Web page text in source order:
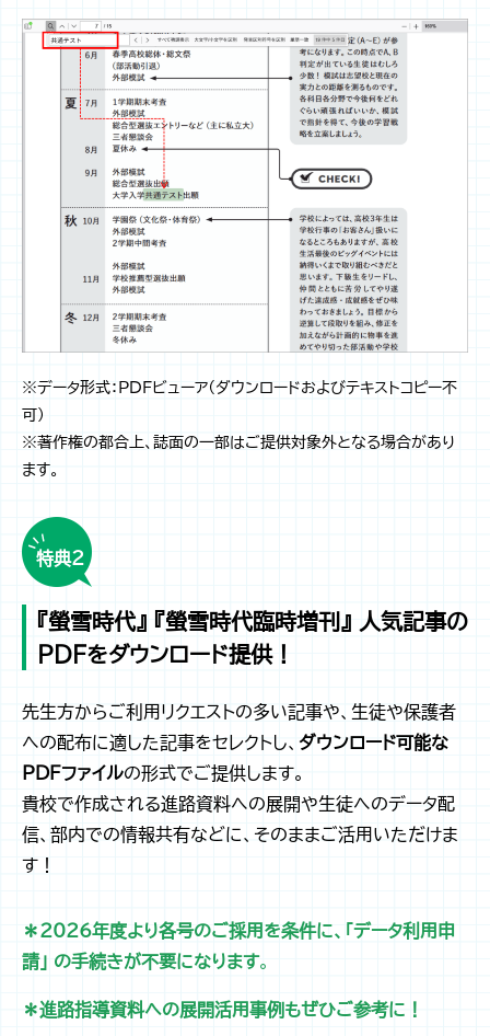
※データ形式：PDFビューア（ダウンロードおよびテキストコピー不
可）
※著作権の都合上、誌面の一部はご提供対象外となる場合があり
ます。
特典２
『螢雪時代』 『螢雪時代臨時増刊』 人気記事の
PDFをダウンロード提供！
先生方からご利用リクエストの多い記事や、生徒や保護者
への配布に適した記事をセレクトし、 ダウンロード可能な
PDFファイルの形式でご提供します。
貴校で作成される進路資料への展開や生徒へのデータ配
信、部内での情報共有などに、そのままご活用いただけま
す！
＊2026年度より各号のご採用を条件に、「データ利用申
請」 の手続きが不要になります。
＊進路指導資料への展開活用事例もぜひご参考に！